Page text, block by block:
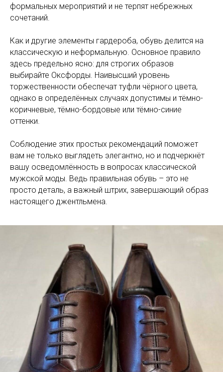
формальных мероприятий и не терпят небрежных
сочетаний.
Как и другие элементы гардероба, обувь делится на
классическую и неформальную. Основное правило
здесь предельно ясно: для строгих образов
выбирайте Оксфорды. Наивысший уровень
торжественности обеспечат туфли чёрного цвета,
однако в определённых случаях допустимы и тёмно-
коричневые, тёмно-бордовые или тёмно-синие
оттенки.
Соблюдение этих простых рекомендаций поможет
вам не только выглядеть элегантно, но и подчеркнёт
вашу осведомлённость в вопросах классической
мужской моды. Ведь правильная обувь – это не
просто деталь, а важный штрих, завершающий образ
настоящего джентльмена.